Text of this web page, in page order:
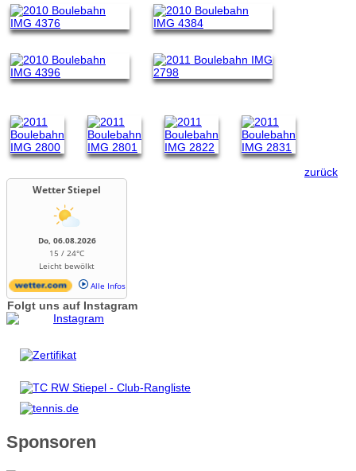
zurück
Wetter Stiepel
Do, 06.08.2026
15 / 24°C
Leicht bewölkt
Alle Infos
Folgt uns auf Instagram
Sponsoren